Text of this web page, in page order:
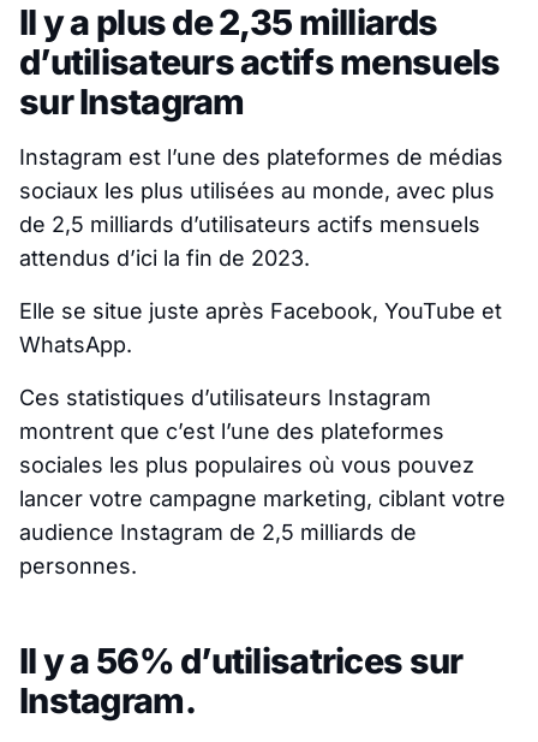
Il y a plus de 2,35 milliards
d’utilisateurs actifs mensuels
sur Instagram
Instagram est l’une des plateformes de médias
sociaux les plus utilisées au monde, avec plus
de 2,5 milliards d’utilisateurs actifs mensuels
attendus d’ici la fin de 2023.
Elle se situe juste après Facebook, YouTube et
WhatsApp.
Ces statistiques d’utilisateurs Instagram
montrent que c’est l’une des plateformes
sociales les plus populaires où vous pouvez
lancer votre campagne marketing, ciblant votre
audience Instagram de 2,5 milliards de
personnes.
Il y a 56% d’utilisatrices sur
Instagram.